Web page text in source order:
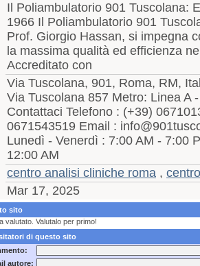
Il Poliambulatorio 901 Tuscolana:
1966 Il Poliambulatorio 901
Prof. Giorgio Hassan, si impegna
la massima qualità ed efficienza
Accreditato con
Via Tuscolana, 901, Roma, RM,
Via Tuscolana 857 Metro: Linea A
Contattaci Telefono : (+39)
0671543519 Email :
Lunedì - Venerdì : 7:00 AM - 7:00
12:00 AM
centro analisi cliniche roma ,
Mar 17, 2025
sito
valutato. Valutalo per primo!
di questo sito
autore: